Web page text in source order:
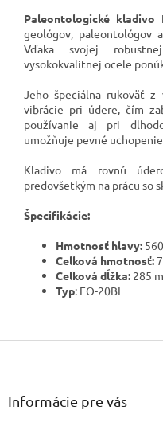
Paleontologické kladivo
geológov, paleontológov
Vďaka svojej
vysokokvalitnej ocele
Jeho špeciálna rukoväť
vibrácie pri údere, čím
používanie aj pri
umožňuje pevné
Kladivo má rovnú
predovšetkým na prácu so
Špecifikácie:
Hmotnosť hlavy:
Celková hmotnosť:
Celková dĺžka: 285
Typ: EO-20BL
Informácie pre vás